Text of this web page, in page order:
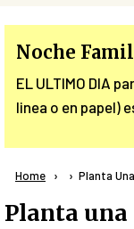
Noche
EL ULTIMO DIA
linea o en papel)
Breadcrumb
Home Current:
Planta
Planta una